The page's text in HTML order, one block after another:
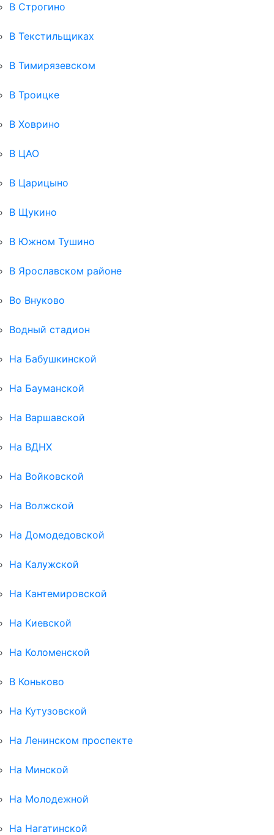
В Строгино
В Текстильщиках
В Тимирязевском
В Троицке
В Ховрино
В ЦАО
В Царицыно
В Щукино
В Южном Тушино
В Ярославском районе
Во Внуково
Водный стадион
На Бабушкинской
На Бауманской
На Варшавской
На ВДНХ
На Войковской
На Волжской
На Домодедовской
На Калужской
На Кантемировской
На Киевской
На Коломенской
В Коньково
На Кутузовской
На Ленинском проспекте
На Минской
На Молодежной
На Нагатинской